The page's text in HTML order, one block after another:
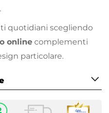
quotidiani scegliendo
online complementi
particolare.